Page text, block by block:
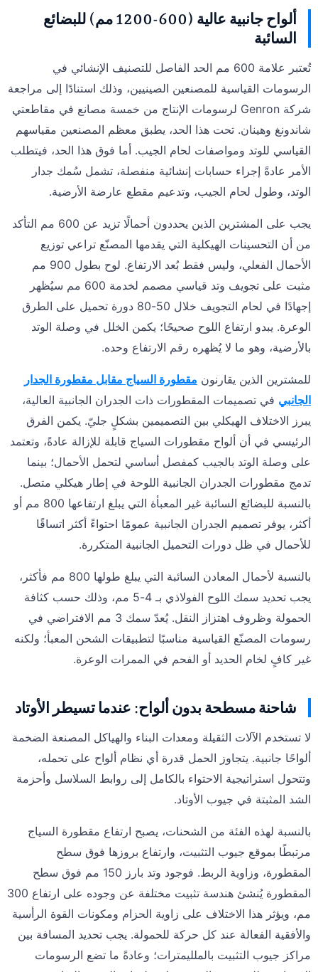
ألواح جانبية عالية (600-1200 مم) للبضائع
السائبة
تُعتبر علامة 600 مم الحد الفاصل للتصنيف الإنشائي في
الرسومات القياسية للمصنعين الصينيين، وذلك استنادًا إلى مراجعة
شركة Genron لرسومات الإنتاج من خمسة مصانع في مقاطعتي
شاندونغ وهينان. تحت هذا الحد، يطبق معظم المصنعين مقياسهم
القياسي للوتد ومواصفات لحام الجيب. أما فوق هذا الحد، فيتطلب
الأمر عادةً إجراء حسابات إنشائية منفصلة، تشمل سُمك جدار
الوتد، وطول لحام الجيب، وتدعيم مقطع عارضة الأرضية.
يجب على المشترين الذين يحددون أحمالًا تزيد عن 600 مم التأكد
من أن التحسينات الهيكلية التي يقدمها المصنّع تراعي توزيع
الأحمال الفعلي، وليس فقط بُعد الارتفاع. لوح بطول 900 مم
مثبت على تجويف وتد قياسي مصمم لخدمة 600 مم سيُظهر
إجهادًا في لحام التجويف خلال 50-80 دورة تحميل على الطرق
الوعرة. يبدو ارتفاع اللوح صحيحًا؛ يكمن الخلل في وصلة الوتد
بالأرضية، وهو ما لا يُظهره رقم الارتفاع وحده.
للمشترين الذين يقارنون مقطورة السياج مقابل مقطورة الجدار
الجانبي في تصميمات المقطورات ذات الجدران الجانبية العالية،
يبرز الاختلاف الهيكلي بين التصميمين بشكلٍ جليّ. يكمن الفرق
الرئيسي في أن ألواح مقطورات السياج قابلة للإزالة عادةً، وتعتمد
على وصلة الوتد بالجيب كمفصل أساسي لتحمل الأحمال؛ بينما
تدمج مقطورات الجدران الجانبية اللوحة في إطار هيكلي متصل.
بالنسبة للبضائع السائبة غير المعبأة التي يبلغ ارتفاعها 800 مم أو
أكثر، يوفر تصميم الجدران الجانبية عمومًا احتواءً أكثر اتساقًا
للأحمال في ظل دورات التحميل الجانبية المتكررة.
بالنسبة لأحمال المعادن السائبة التي يبلغ طولها 800 مم فأكثر،
يجب تحديد سمك اللوح الفولاذي بـ 4-5 مم، وذلك حسب كثافة
الحمولة وظروف اهتزاز النقل. يُعدّ سمك 3 مم الافتراضي في
رسومات المصنّع القياسية مناسبًا لتطبيقات الشحن المعبأ؛ ولكنه
غير كافٍ لخام الحديد أو الفحم في الممرات الوعرة.
شاحنة مسطحة بدون ألواح: عندما تسيطر الأوتاد
لا تستخدم الآلات الثقيلة ومعدات البناء والهياكل المصنعة الضخمة
ألواحًا جانبية. يتجاوز الحمل قدرة أي نظام ألواح على تحمله،
وتتحول استراتيجية الاحتواء بالكامل إلى روابط السلاسل وأحزمة
الشد المثبتة في جيوب الأوتاد.
بالنسبة لهذه الفئة من الشحنات، يصبح ارتفاع مقطورة السياج
مرتبطًا بموقع جيوب التثبيت، وارتفاع بروزها فوق سطح
المقطورة، وزاوية الربط. فوجود وتد بارز 150 مم فوق سطح
المقطورة يُنشئ هندسة تثبيت مختلفة عن وجوده على ارتفاع 300
مم، ويؤثر هذا الاختلاف على زاوية الحزام ومكونات القوة الرأسية
والأفقية الفعالة عند كل حركة للحمولة. يجب تحديد المسافة بين
مراكز جيوب التثبيت بالملليمترات؛ وعادةً ما تضع الرسومات